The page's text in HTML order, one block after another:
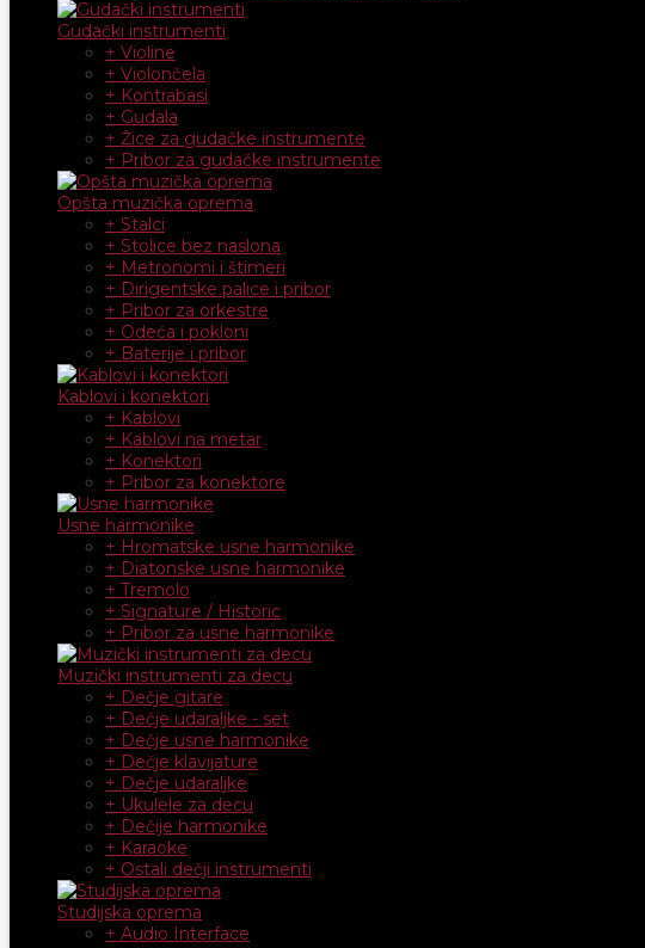
Gudački instrumenti
+ Violine
+ Violončela
+ Kontrabasi
+ Gudala
+ Žice za gudačke instrumente
+ Pribor za gudačke instrumente
Opšta muzička oprema
+ Stalci
+ Stolice bez naslona
+ Metronomi i štimeri
+ Dirigentske palice i pribor
+ Pribor za orkestre
+ Odeća i pokloni
+ Baterije i pribor
Kablovi i konektori
+ Kablovi
+ Kablovi na metar
+ Konektori
+ Pribor za konektore
Usne harmonike
+ Hromatske usne harmonike
+ Diatonske usne harmonike
+ Tremolo
+ Signature / Historic
+ Pribor za usne harmonike
Muzički instrumenti za decu
+ Dečje gitare
+ Dečje udaraljke - set
+ Dečje usne harmonike
+ Dečje klavijature
+ Dečje udaraljke
+ Ukulele za decu
+ Dečije harmonike
+ Karaoke
+ Ostali dečji instrumenti
Studijska oprema
+ Audio Interface